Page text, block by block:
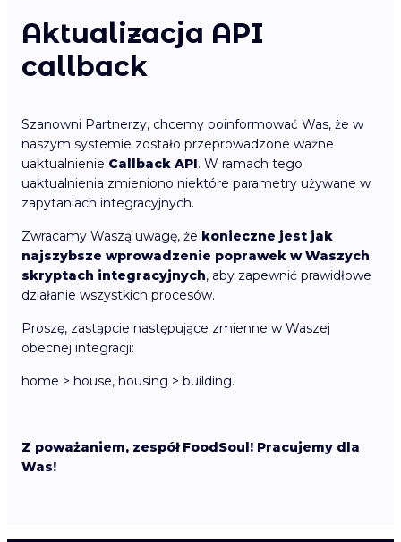
Aktualizacja API
callback
Szanowni Partnerzy, chcemy poinformować Was, że w
naszym systemie zostało przeprowadzone ważne
uaktualnienie Callback API. W ramach tego
uaktualnienia zmieniono niektóre parametry używane w
zapytaniach integracyjnych.
Zwracamy Waszą uwagę, że konieczne jest jak
najszybsze wprowadzenie poprawek w Waszych
skryptach integracyjnych, aby zapewnić prawidłowe
działanie wszystkich procesów.
Proszę, zastąpcie następujące zmienne w Waszej
obecnej integracji:
home > house, housing > building.
Z poważaniem, zespół FoodSoul! Pracujemy dla
Was!